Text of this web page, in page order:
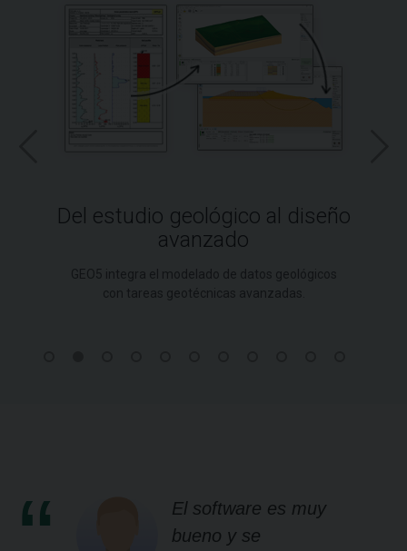
Del estudio geológico al diseño
avanzado
GEO5 integra el modelado de datos geológicos
con tareas geotécnicas avanzadas.
El software es muy
bueno y se